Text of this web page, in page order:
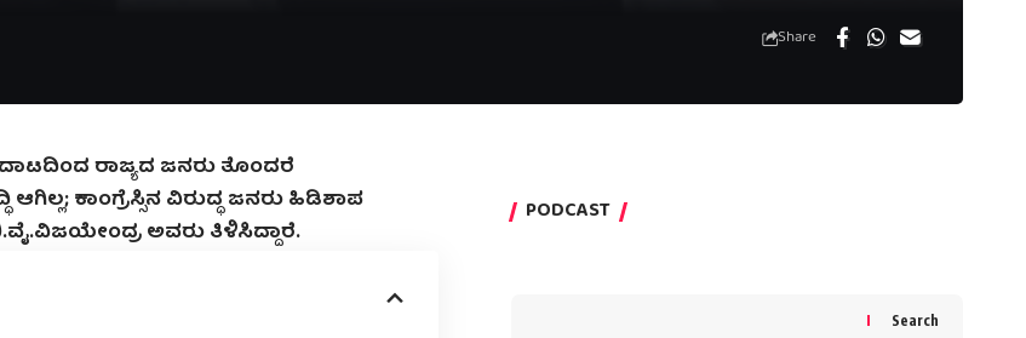
Share
ರಾಜ್ಯದ ಜನರು ತೊಂದರೆ
ಕಾಂಗ್ರೆಸ್ಸಿನ ವಿರುದ್ಧ ಜನರು ಹಿಡಿಶಾಪ
ಅವರು ತಿಳಿಸಿದ್ದಾರೆ.
PODCAST
Search